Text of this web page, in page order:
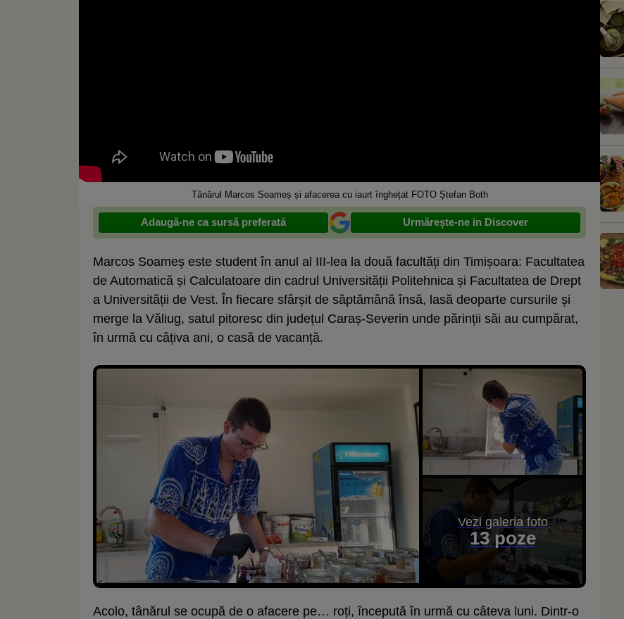
Tânărul Marcos Soameș și afacerea cu iaurt înghețat FOTO Ștefan Both
Adaugă-ne ca sursă preferată Urmărește-ne in Discover
Marcos Soameș este student în anul al III-lea la două facultăți din Timișoara: Facultatea
de Automatică și Calculatoare din cadrul Universității Politehnica și Facultatea de Drept
a Universității de Vest. În fiecare sfârșit de săptămână însă, lasă deoparte cursurile și
merge la Văliug, satul pitoresc din județul Caraș-Severin unde părinții săi au cumpărat,
în urmă cu câțiva ani, o casă de vacanță.
Vezi galeria foto
13 poze
Acolo, tânărul se ocupă de o afacere pe… roți, începută în urmă cu câteva luni. Dintr-o